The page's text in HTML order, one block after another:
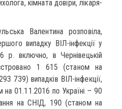
кімната довіри, лікаря-
Валентина розповіла,
випадку ВІЛ-інфекції у
р. включно, в Чернівецькій
1 615 (станом на
739) випадків ВІЛ-інфекції,
на 01.11.2016 по Україні – 90
на СНІД, 190 (станом на